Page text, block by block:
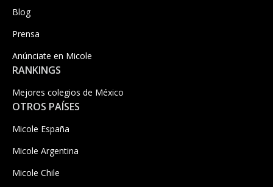
Blog
Prensa
Anúnciate en Micole
RANKINGS
Mejores colegios de México
OTROS PAÍSES
Micole España
Micole Argentina
Micole Chile